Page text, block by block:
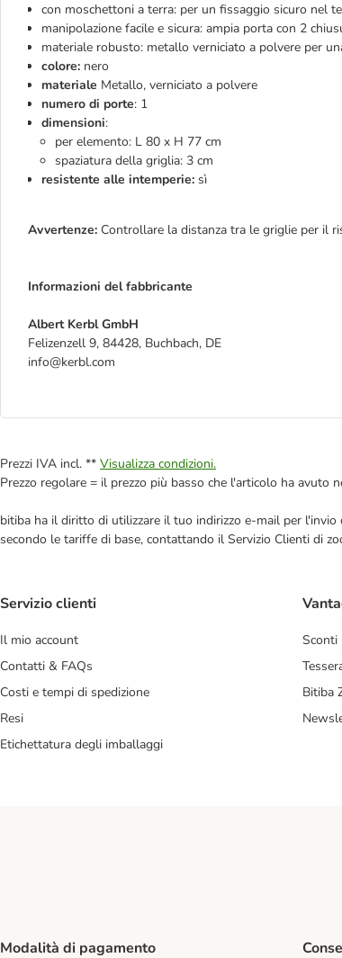
con moschettoni a terra: per un fissaggio sicuro nel
manipolazione facile e sicura: ampia porta con 2
materiale robusto: metallo verniciato a polvere per
colore: nero
materiale Metallo, verniciato a polvere
numero di porte: 1
dimensioni:
per elemento: L 80 x H 77 cm
spaziatura della griglia: 3 cm
resistente alle intemperie: sì
Avvertenze: Controllare la distanza tra le griglie per il
Informazioni del fabbricante
Albert Kerbl GmbH
Felizenzell 9, 84428, Buchbach, DE
info@kerbl.com
Prezzi IVA incl. ** Visualizza condizioni.
Prezzo regolare = il prezzo più basso che l'articolo ha avuto
bitiba ha il diritto di utilizzare il tuo indirizzo e-mail per
secondo le tariffe di base, contattando il Servizio Clienti di
Servizio clienti
Il mio account
Contatti & FAQs
Costi e tempi di spedizione
Resi
Etichettatura degli imballaggi
Sconti
Bitiba
Modalità di pagamento